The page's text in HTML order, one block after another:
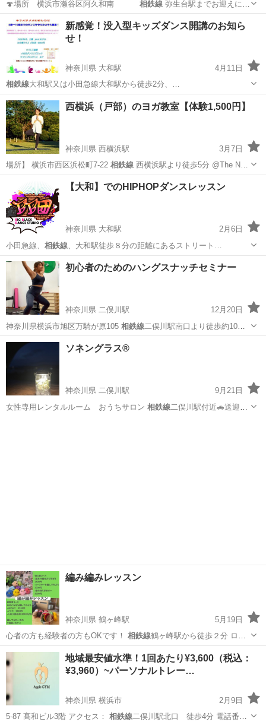
🍄場所 横浜市瀬谷区阿久和南 相鉄線弥生台駅までお迎えに行
きます …
神奈川 横浜市 弥生台駅 編み物 レッスン
新感覚！没入型キッズダンス開講のお知ら
せ！
神奈川県 大和駅
4月11日
相鉄線大和駅又は小田急線大和駅から徒歩2分、…
神奈川 大和市 大和駅 ダンス キッズダンス
西横浜（戸部）のヨガ教室【体験1,500円】
神奈川県 西横浜駅
3月7日
場所】 横浜市西区浜松町7-22 相鉄線西横浜駅より徒歩5分 @The N…
西横浜駅 ヨガ クラス
【大和】でのHIPHOPダンスレッスン
神奈川県 大和駅
2月6日
小田急線、 相鉄線、大和駅徒歩８分の距離にあるストリート…
神奈川 大和市 大和駅 ヒップホップ
初心者のためのハングスナッチセミナー
神奈川県 二俣川駅
12月20日
神奈川県横浜市旭区万騎が原105 相鉄線二俣川駅南口より徒歩約10
分 お車…
神奈川 横浜市 二俣川駅
ソネングラス®️
神奈川県 二俣川駅
9月21日
女性専用レンタルルーム おうちサロン 相鉄線二俣川駅付近🚗送迎付
編み編みレッスン
神奈川県 鶴ヶ峰駅
5月19日
心者の方も経験者の方もOKです！ 相鉄線鶴ヶ峰駅から徒歩２分 ロイ
ヤルマート鶴…
神奈川 横浜市 鶴ヶ峰駅 編み物 あみぐるみ
地域最安値水準！1回あたり¥3,600（税込：
¥3,960）~パーソナルトレー…
神奈川県 横浜市
2月9日
5-87 髙和ビル3階 アクセス： 相鉄線二俣川駅北口 徒歩4分 電話番